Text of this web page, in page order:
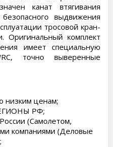
канат втягивания
выдвижения
тросовой кран-
Оригинальный комплект
имеет специальную
точно выверенные
низким ценам;
РФ;
(Самолетом,
компаниями (Деловые